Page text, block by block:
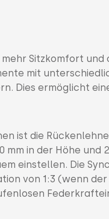
Sitzkomfort
mit
Dies ermöglicht
ist die
in der Höhe und
einstellen. Die
von 1:3 (wenn der